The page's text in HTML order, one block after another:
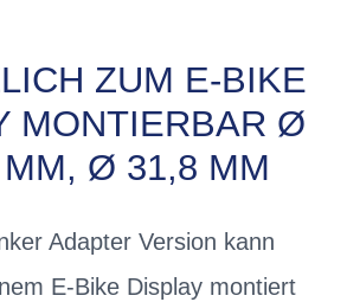
ZUM E-BIKE
MONTIERBAR Ø
Ø 31,8 MM
Adapter Version kann
E-Bike Display montiert